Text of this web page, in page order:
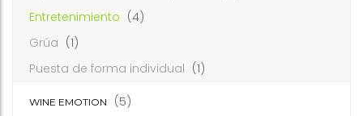
Entretenimiento (4)
Grúa (1)
Puesta de forma individual (1)
WINE EMOTION (5)